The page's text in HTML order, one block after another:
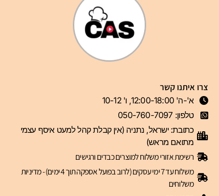
צרו איתנו קשר
א'-ה' 12:00-18:00, ו' 10-12
טלפון: 050-760-7097
כתובת: ישראל, נתניה (אין קבלת קהל למעט איסף עצמי
מתואם מראש)
רשימת אזורי משלוח למוצרים כבדים ורגישים
משלוח עד 7 ימי עסקים (לרוב בפועל אספקה תוך 4 ימים) - מדיניות
משלוחים